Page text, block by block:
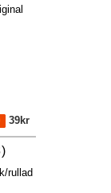
39kr
rullad